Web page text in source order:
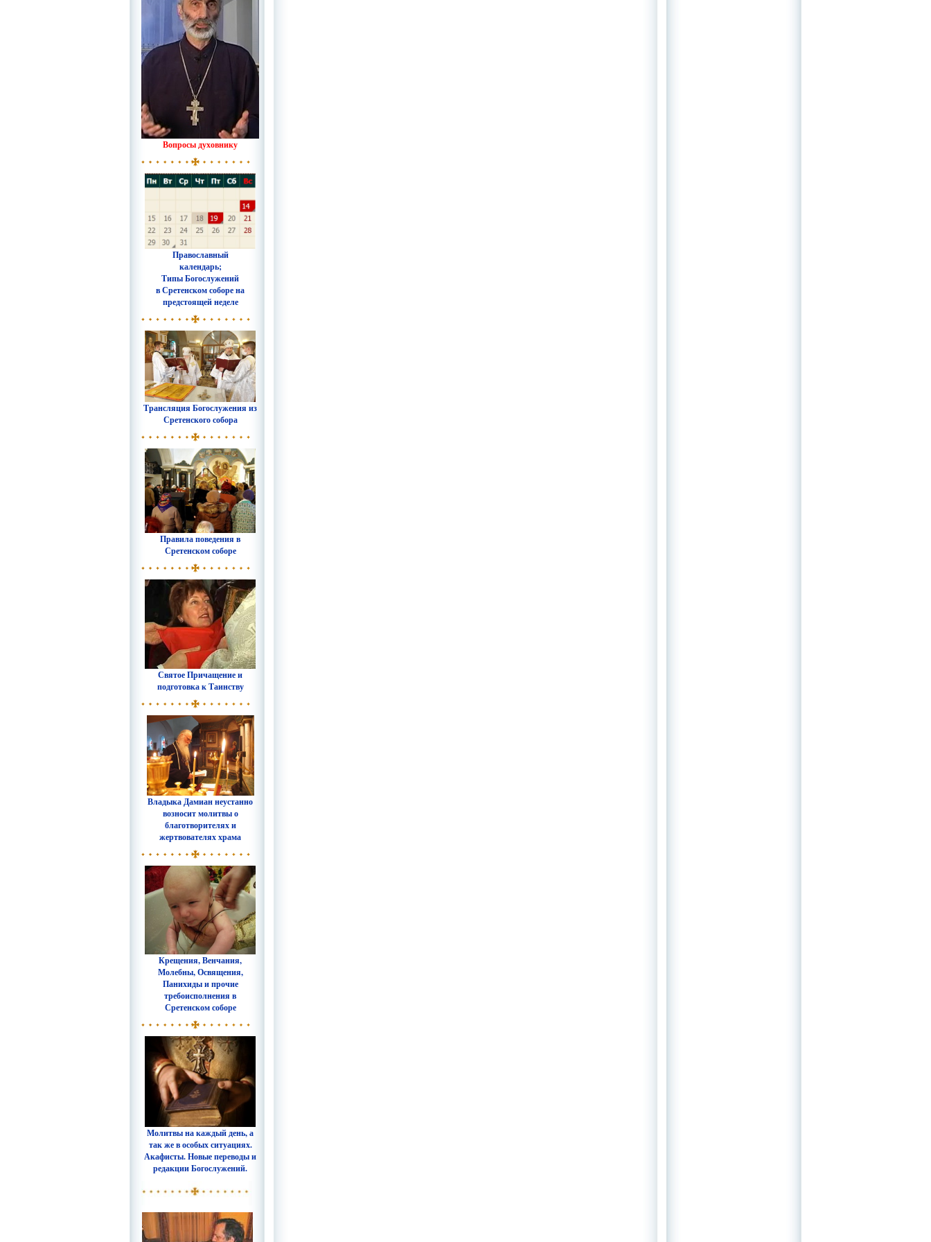
Вопросы духовнику
Православный
календарь;
Типы Богослужений
в Сретенском соборе на
предстоящей неделе
Трансляция Богослужения из
Сретенского собора
Правила поведения в
Сретенском соборе
Святое Причащение и
подготовка к Таинству
Владыка Дамиан неустанно
возносит молитвы о
благотворителях и
жертвователях храма
Крещения, Венчания,
Молебны, Освящения,
Панихиды и прочие
требоисполнения в
Сретенском соборе
Молитвы на каждый день, а
так же в особых ситуациях.
Акафисты. Новые переводы и
редакции Богослужений.